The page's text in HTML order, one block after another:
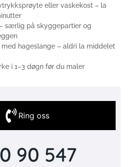
eller vaskekost – la
særlig på skyggepartier og
hageslange – aldri la middelet
i 1–3 døgn før du maler
Ring oss
90 547